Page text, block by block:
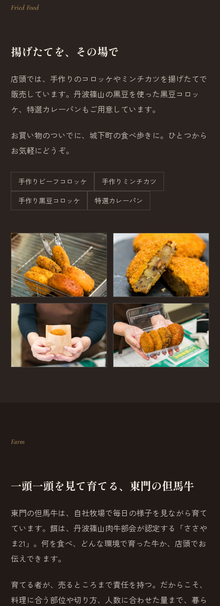
Fried Food
揚げたてを、その場で
店頭では、手作りのコロッケやミンチカツを揚げたてで
販売しています。丹波篠山の黒豆を使った黒豆コロッ
ケ、特選カレーパンもご用意しています。
お買い物のついでに、城下町の食べ歩きに。ひとつから
お気軽にどうぞ。
手作りビーフコロッケ
手作りミンチカツ
手作り黒豆コロッケ
特選カレーパン
Farm
一頭一頭を見て育てる、東門の但馬牛
東門の但馬牛は、自社牧場で毎日の様子を見ながら育て
ています。餌は、丹波篠山肉牛部会が認定する「ささや
ま21」。何を食べ、どんな環境で育った牛か、店頭でお
伝えできます。
育てる者が、売るところまで責任を持つ。だからこそ、
料理に合う部位や切り方、人数に合わせた量まで、暮ら